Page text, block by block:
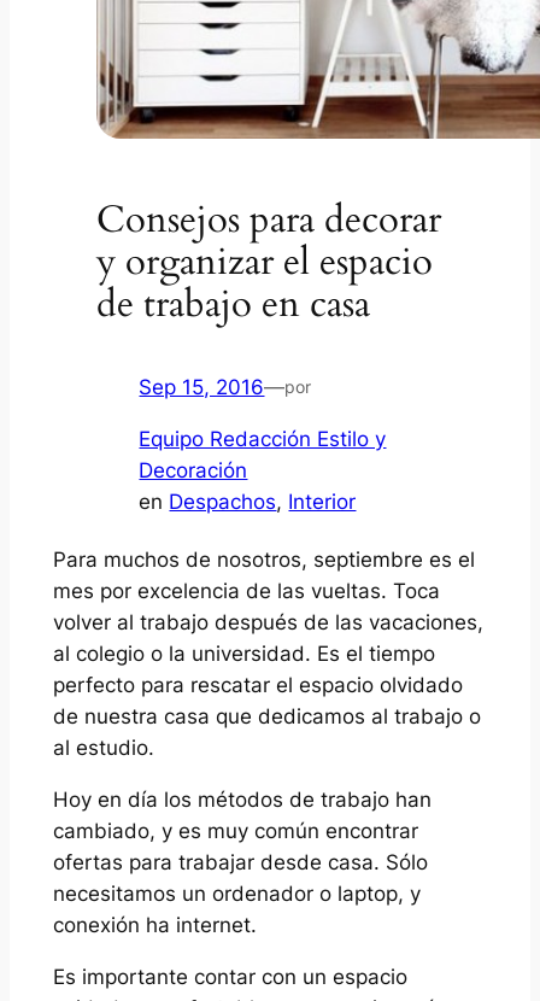
Consejos para decorar
y organizar el espacio
de trabajo en casa
Sep 15, 2016—por
Equipo Redacción Estilo y
Decoración
en Despachos, Interior
Para muchos de nosotros, septiembre es el
mes por excelencia de las vueltas. Toca
volver al trabajo después de las vacaciones,
al colegio o la universidad. Es el tiempo
perfecto para rescatar el espacio olvidado
de nuestra casa que dedicamos al trabajo o
al estudio.
Hoy en día los métodos de trabajo han
cambiado, y es muy común encontrar
ofertas para trabajar desde casa. Sólo
necesitamos un ordenador o laptop, y
conexión ha internet.
Es importante contar con un espacio